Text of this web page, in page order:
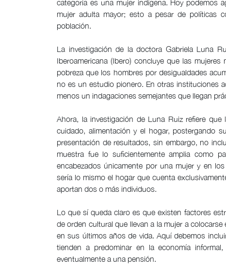
categoría es una mujer indígena. Hoy podemos
mujer adulta mayor; esto a pesar de políticas
población.
La investigación de la doctora Gabriela Luna
Iberoamericana (Ibero) concluye que las
pobreza que los hombres por desigualdades
no es un estudio pionero. En otras instituciones
menos un indagaciones semejantes que llegan
Ahora, la investigación de Luna Ruiz refiere
cuidado, alimentación y el hogar, postergando
presentación de resultados, sin embargo, no
muestra fue lo suficientemente amplia como
encabezados únicamente por una mujer y en
sería lo mismo el hogar que cuenta
aportan dos o más individuos.
Lo que sí queda claro es que existen factores
de orden cultural que llevan a la mujer a
en sus últimos años de vida. Aquí debemos
tienden a predominar en la economía
eventualmente a una pensión.